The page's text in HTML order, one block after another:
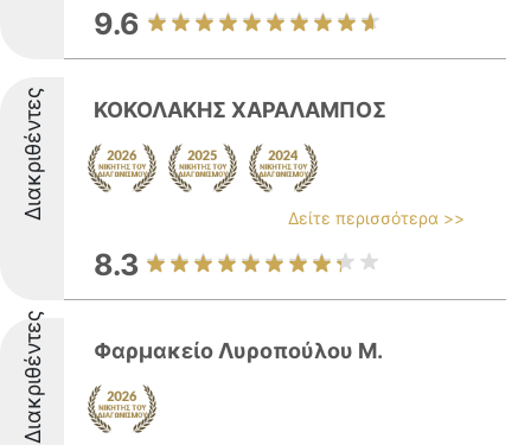
9.6
Διακριθέντες ΚΟΚΟΛΑΚΗΣ ΧΑΡΑΛΑΜΠΟΣ
Δείτε περισσότερα >>
8.3
Διακριθέντες Φαρμακείο Λυροπούλου Μ.